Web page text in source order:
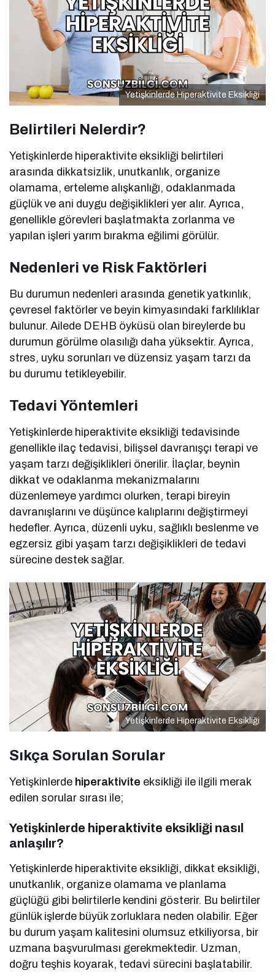
Yetişkinlerde Hiperaktivite Eksikliği
Belirtileri Nelerdir?
Yetişkinlerde hiperaktivite eksikliği belirtileri
arasında dikkatsizlik, unutkanlık, organize
olamama, erteleme alışkanlığı, odaklanmada
güçlük ve ani duygu değişiklikleri yer alır. Ayrıca,
genellikle görevleri başlatmakta zorlanma ve
yapılan işleri yarım bırakma eğilimi görülür.
Nedenleri ve Risk Faktörleri
Bu durumun nedenleri arasında genetik yatkınlık,
çevresel faktörler ve beyin kimyasındaki farklılıklar
bulunur. Ailede DEHB öyküsü olan bireylerde bu
durumun görülme olasılığı daha yüksektir. Ayrıca,
stres, uyku sorunları ve düzensiz yaşam tarzı da
bu durumu tetikleyebilir.
Tedavi Yöntemleri
Yetişkinlerde hiperaktivite eksikliği tedavisinde
genellikle ilaç tedavisi, bilişsel davranışçı terapi ve
yaşam tarzı değişiklikleri önerilir. İlaçlar, beynin
dikkat ve odaklanma mekanizmalarını
düzenlemeye yardımcı olurken, terapi bireyin
davranışlarını ve düşünce kalıplarını değiştirmeyi
hedefler. Ayrıca, düzenli uyku, sağlıklı beslenme ve
egzersiz gibi yaşam tarzı değişiklikleri de tedavi
sürecine destek sağlar.
Yetişkinlerde Hiperaktivite Eksikliği
Sıkça Sorulan Sorular
Yetişkinlerde hiperaktivite eksikliği ile ilgili merak
edilen sorular sırası ile;
Yetişkinlerde hiperaktivite eksikliği nasıl
anlaşılır?
Yetişkinlerde hiperaktivite eksikliği, dikkat eksikliği,
unutkanlık, organize olamama ve planlama
güçlüğü gibi belirtilerle kendini gösterir. Bu belirtiler
günlük işlerde büyük zorluklara neden olabilir. Eğer
bu durum yaşam kalitesini olumsuz etkiliyorsa, bir
uzmana başvurulması gerekmektedir. Uzman,
doğru teşhis koyarak, tedavi sürecini başlatabilir.